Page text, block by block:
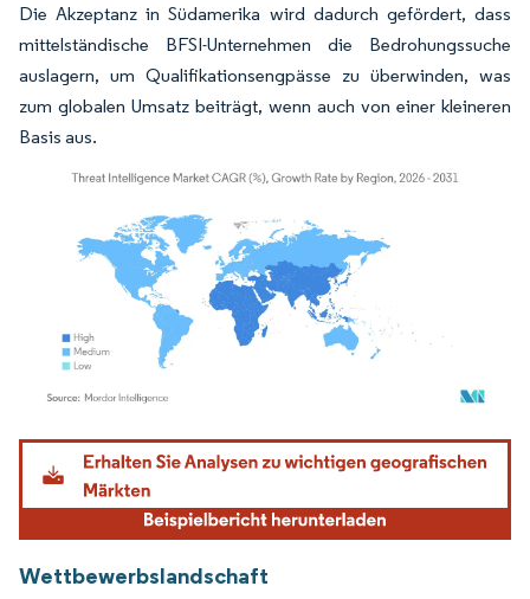
Die Akzeptanz in Südamerika wird dadurch gefördert, dass
mittelständische BFSI-Unternehmen die Bedrohungssuche
auslagern, um Qualifikationsengpässe zu überwinden, was
zum globalen Umsatz beiträgt, wenn auch von einer kleineren
Basis aus.
Bild © Mordor Intelligence. Wiederverwendung erfordert Namensnennung gemäß
Wettbewerbslandschaft